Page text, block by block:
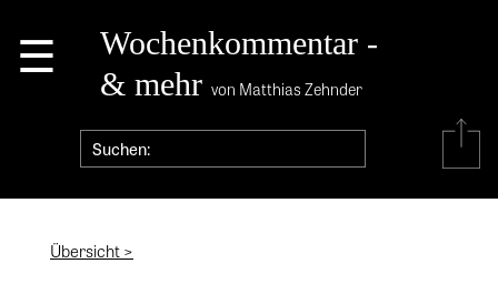
☰
Wochenkommentar -
& mehr von Matthias Zehnder
Übersicht >